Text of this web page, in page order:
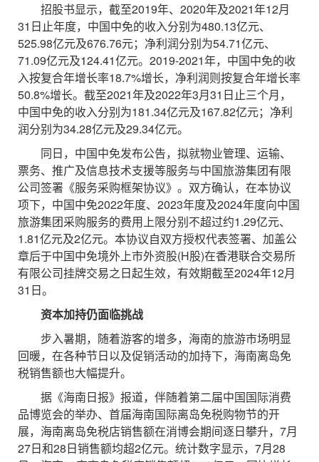
招股书显示，截至2019年、2020年及2021年12月
31日止年度，中国中免的收入分别为480.13亿元、
525.98亿元及676.76元；净利润分别为54.71亿元、
71.09亿元及124.41亿元。2019-2021年，中国中免的收
入按复合年增长率18.7%增长，净利润则按复合年增长率
50.8%增长。截至2021年及2022年3月31日止三个月，
中国中免的收入分别为181.34亿元及167.82亿元；净利
润分别为34.28亿元及29.34亿元。
同日，中国中免发布公告，拟就物业管理、运输、
票务、推广及信息技术支援等服务与中国旅游集团有限
公司签署《服务采购框架协议》。双方确认，在本协议
项下，中国中免2022年度、2023年度及2024年度向中国
旅游集团采购服务的费用上限分别不超过约1.29亿元、
1.81亿元及2亿元。本协议自双方授权代表签署、加盖公
章后于中国中免境外上市外资股(H股)在香港联合交易所
有限公司挂牌交易之日起生效，有效期截至2024年12月
31日。
资本加持仍面临挑战
步入暑期，随着游客的增多，海南的旅游市场明显
回暖，在各种节日以及促销活动的加持下，海南离岛免
税销售额也大幅提升。
据《海南日报》报道，伴随着第二届中国国际消费
品博览会的举办、首届海南国际离岛免税购物节的开
展，海南离岛免税店销售额在消博会期间逐日攀升，7月
27日和28日销售额均超2亿元。统计数字显示，7月28